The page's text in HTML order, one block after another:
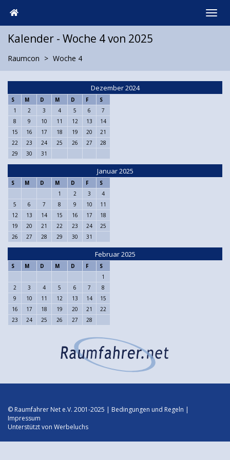
Kalender - Woche 4 von 2025
Raumcon Woche 4
Dezember 2024
S M D M D F
S
1
2 3 4 5 6
7
8
9 10 11 12 13
14
15
16 17 18 19 20
21
22
23 24 25 26 27
28
29
30 31
Januar 2025
S M D M D F
S
1
2 3
4
5
6 7 8 9 10
11
12
13 14 15 16 17
18
19
20 21 22 23 24
25
26
27 28 29 30 31
Februar 2025
S M D M D F
S
1
2
3 4 5 6 7
8
9
10 11 12 13 14
15
16
17 18 19 20 21
22
23
24 25 26 27 28
© Raumfahrer Net e.V. 2001-2025 | Bedingungen und Regeln |
Impressum
Unterstützt von Werbeluchs